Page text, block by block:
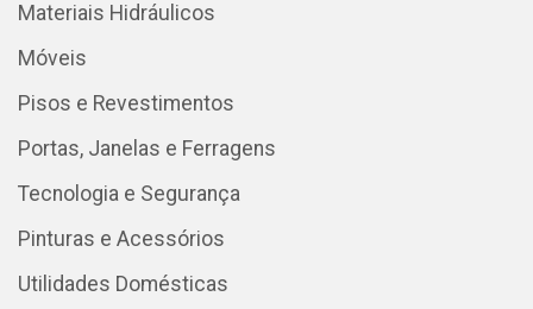
Materiais Hidráulicos
Móveis
Pisos e Revestimentos
Portas, Janelas e Ferragens
Tecnologia e Segurança
Pinturas e Acessórios
Utilidades Domésticas